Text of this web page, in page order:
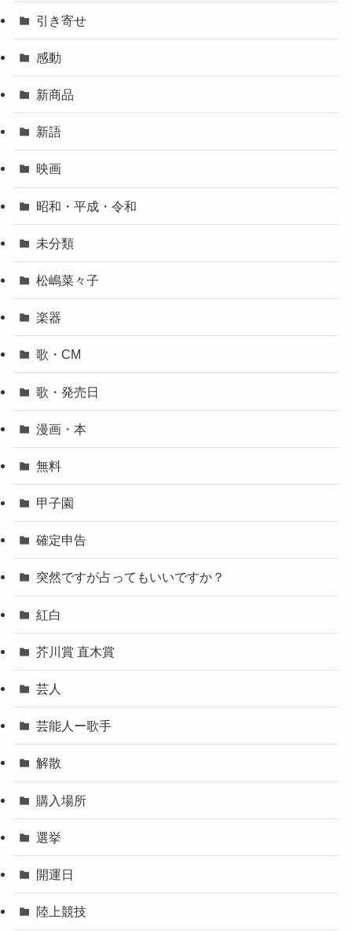
引き寄せ
感動
新商品
新語
映画
昭和・平成・令和
未分類
松嶋菜々子
楽器
歌・CM
歌・発売日
漫画・本
無料
甲子園
確定申告
突然ですが占ってもいいですか？
紅白
芥川賞 直木賞
芸人
芸能人ー歌手
解散
購入場所
選挙
開運日
陸上競技